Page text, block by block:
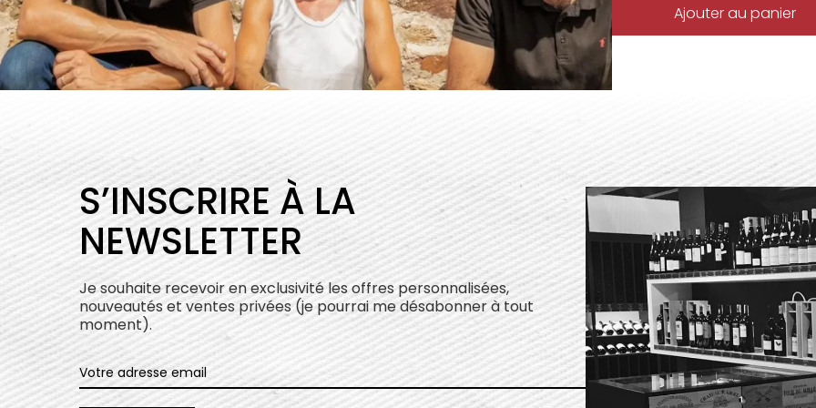
Ajouter au panier
S’INSCRIRE À LA
NEWSLETTER
Je souhaite recevoir en exclusivité les offres personnalisées,
nouveautés et ventes privées (je pourrai me désabonner à tout
moment).